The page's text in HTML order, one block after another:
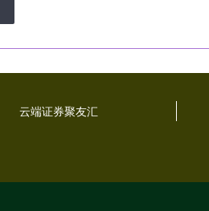
云端证券聚友汇